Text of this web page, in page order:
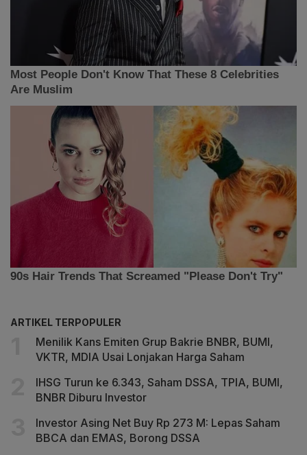
ARTIKEL TERPOPULER
Menilik Kans Emiten Grup Bakrie BNBR, BUMI,
VKTR, MDIA Usai Lonjakan Harga Saham
IHSG Turun ke 6.343, Saham DSSA, TPIA, BUMI,
BNBR Diburu Investor
Investor Asing Net Buy Rp 273 M: Lepas Saham
BBCA dan EMAS, Borong DSSA